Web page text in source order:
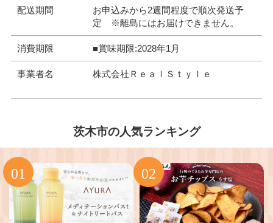
配送期間
お申込みから2週間程度で順次発送予
定 ※離島にはお届けできません。
消費期限 ■賞味期限:2028年1月
事業者名 株式会社ＲｅａｌＳｔｙｌｅ
茨木市の人気ランキング